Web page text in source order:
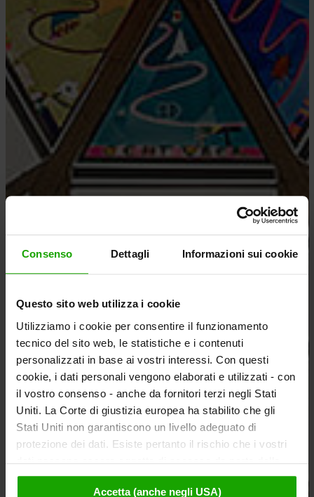
Consenso Dettagli Informazioni sui cookie
Questo sito web utilizza i cookie
Utilizziamo i cookie per consentire il funzionamento
tecnico del sito web, le statistiche e i contenuti
personalizzati in base ai vostri interessi. Con questi
cookie, i dati personali vengono elaborati e utilizzati - con
il vostro consenso - anche da fornitori terzi negli Stati
Uniti. La Corte di giustizia europea ha stabilito che gli
Stati Uniti non garantiscono un livello adeguato di
protezione dei dati. Esiste pertanto il rischio che i vostri
dati possano essere oggetto di accesso da parte delle
autorità statunitensi a fini di controllo e monitoraggio a
causa di ordinanze corrispondenti nei confronti di fornitori
Accetta (anche negli USA)